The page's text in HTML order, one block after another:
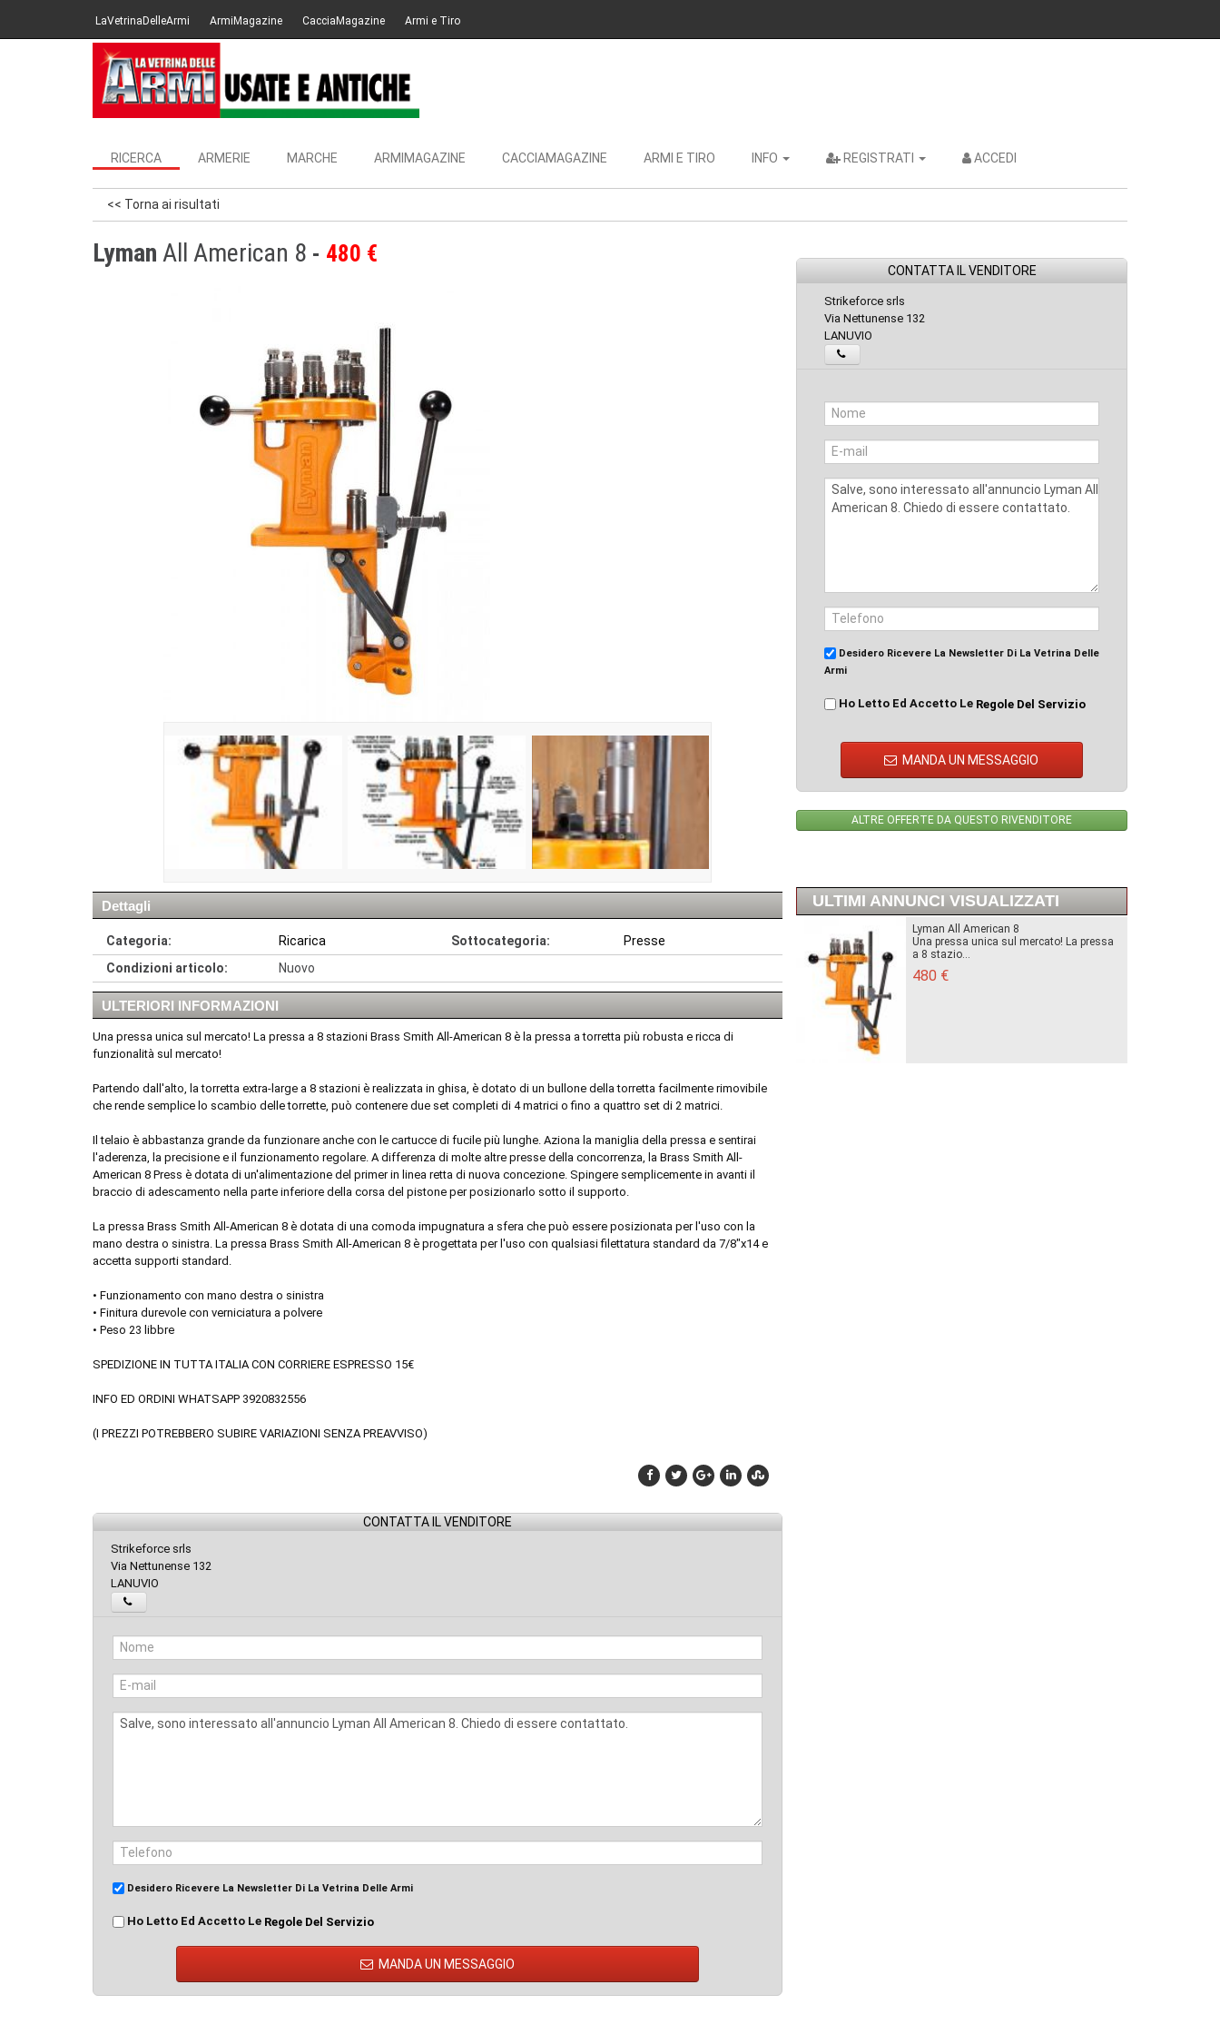
LaVetrinaDelleArmi ArmiMagazine CacciaMagazine Armi e Tiro
RICERCA ARMERIE MARCHE ARMIMAGAZINE CACCIAMAGAZINE ARMI E TIRO INFO REGISTRATI ACCEDI
<< Torna ai risultati
Lyman All American 8 480 €
Dettagli
Categoria: Ricarica Sottocategoria:
Presse
Condizioni articolo:
Nuovo
ULTERIORI INFORMAZIONI
Una pressa unica sul mercato! La pressa a 8 stazioni Brass Smith All-American 8 è la pressa a torretta più robusta e ricca di
funzionalità sul mercato!
Partendo dall'alto, la torretta extra-large a 8 stazioni è realizzata in ghisa, è dotato di un bullone della torretta facilmente rimovibile
che rende semplice lo scambio delle torrette, può contenere due set completi di 4 matrici o fino a quattro set di 2 matrici.
Il telaio è abbastanza grande da funzionare anche con le cartucce di fucile più lunghe. Aziona la maniglia della pressa e sentirai
l'aderenza, la precisione e il funzionamento regolare. A differenza di molte altre presse della concorrenza, la Brass Smith All-
American 8 Press è dotata di un'alimentazione del primer in linea retta di nuova concezione. Spingere semplicemente in avanti il ​​
braccio di adescamento nella parte inferiore della corsa del pistone per posizionarlo sotto il supporto.
La pressa Brass Smith All-American 8 è dotata di una comoda impugnatura a sfera che può essere posizionata per l'uso con la
mano destra o sinistra. La pressa Brass Smith All-American 8 è progettata per l'uso con qualsiasi filettatura standard da 7/8"x14 e
accetta supporti standard.
• Funzionamento con mano destra o sinistra
• Finitura durevole con verniciatura a polvere
• Peso 23 libbre
SPEDIZIONE IN TUTTA ITALIA CON CORRIERE ESPRESSO 15€
INFO ED ORDINI WHATSAPP 3920832556
(I PREZZI POTREBBERO SUBIRE VARIAZIONI SENZA PREAVVISO)
CONTATTA IL VENDITORE
Strikeforce srls
Via Nettunense 132
LANUVIO
Desidero Ricevere La Newsletter Di La Vetrina Delle Armi
Ho Letto Ed Accetto Le Regole Del Servizio
MANDA UN MESSAGGIO
CONTATTA IL VENDITORE
Strikeforce srls
Via Nettunense 132
LANUVIO
Desidero Ricevere La Newsletter Di La Vetrina Delle
Armi
Ho Letto Ed Accetto Le Regole Del Servizio
MANDA UN MESSAGGIO
ALTRE OFFERTE DA QUESTO RIVENDITORE
ULTIMI ANNUNCI VISUALIZZATI
Lyman All American 8
Una pressa unica sul mercato! La pressa
a 8 stazio...
480 €